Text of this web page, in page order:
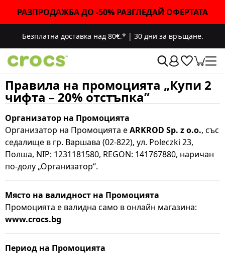
РАЗПРОДАЖБА ДО -50% РАЗГЛЕДАЙ ОФЕРТАТА
Безплатна доставка над 80€.* | 30 дни за връщане.
Правила на промоцията „Купи 2
чифта – 20% отстъпка”
Организатор на Промоцията
Организатор на Промоцията еARKROD Sp. z o.o., със
седалище в гр. Варшава (02-822), ул. Poleczki 23,
Полша, NIP: 1231181580, REGON: 141767880, наричан
по-долу „Организатор“.
Място на валидност на Промоцията
Промоцията е валидна само в онлайн магазина:
www.crocs.bg
Период на Промоцията